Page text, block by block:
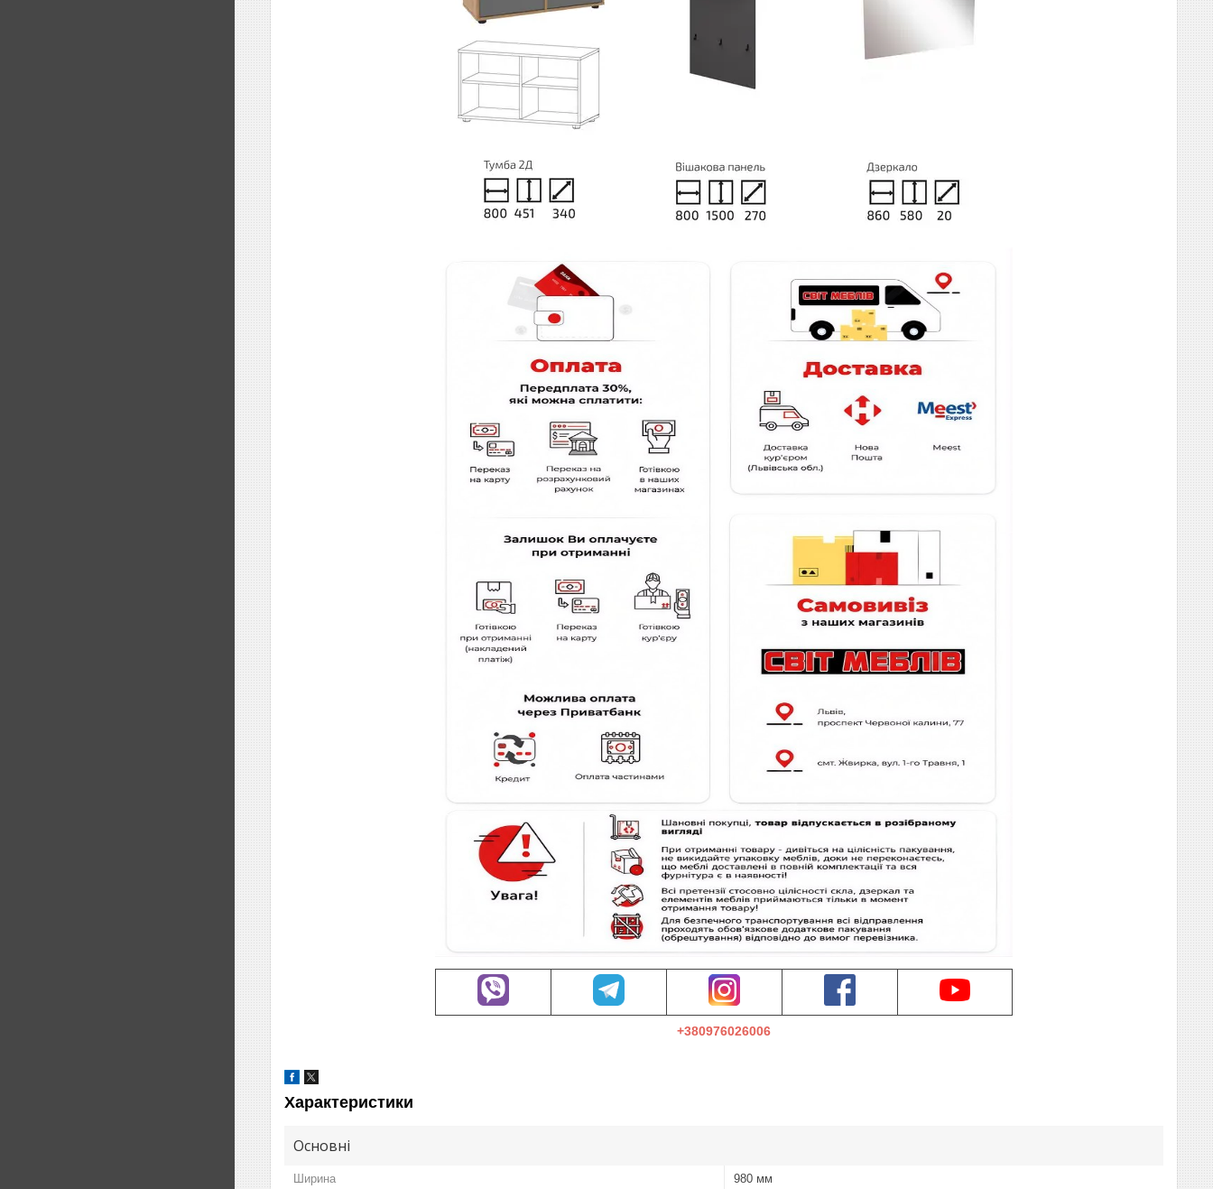
+380976026006
Характеристики
Основні
Ширина 980 мм